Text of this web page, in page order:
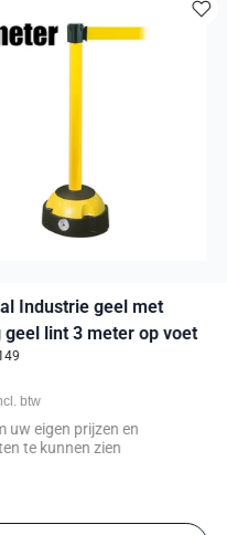
Industrie geel met
geel lint 3 meter op voet
btw
uw eigen prijzen en
te kunnen zien